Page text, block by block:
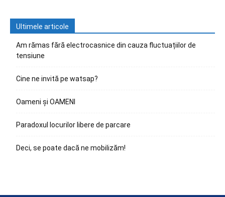
Ultimele articole
Am rămas fără electrocasnice din cauza fluctuațiilor de
tensiune
Cine ne invită pe watsap?
Oameni și OAMENI
Paradoxul locurilor libere de parcare
Deci, se poate dacă ne mobilizăm!